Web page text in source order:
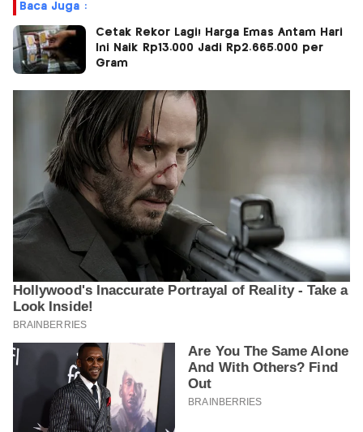
Baca Juga :
Cetak Rekor Lagi! Harga Emas Antam Hari
Ini Naik Rp13.000 Jadi Rp2.665.000 per
Gram